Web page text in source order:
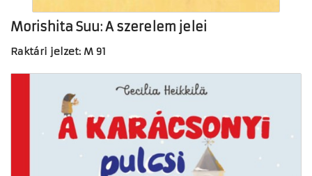
Morishita Suu: A szerelem jelei
Raktári jelzet: M 91